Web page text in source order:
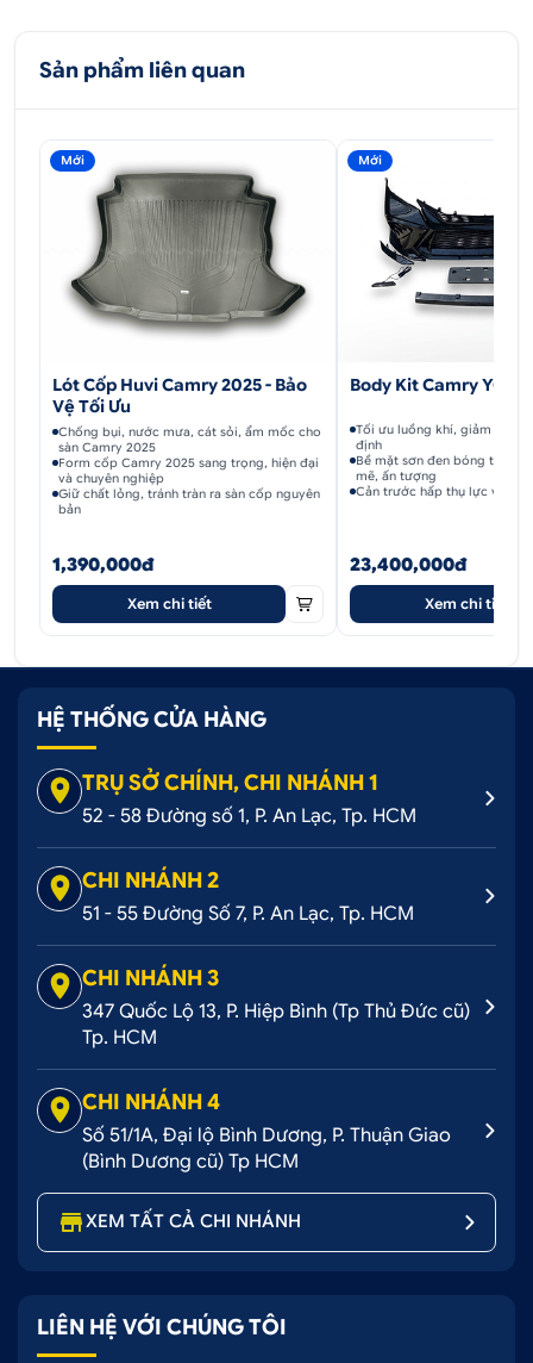
Việc nâng cấp âm thanh xe hơi hay còn là độ loa là
một giải pháp được nhiều người lựa chọn hiện nay
để nâng tầm trải nghiệm âm thanh cho xe. Âm
thanh hay, âm sắc trầm bổng rõ ràng, sống động sẽ
đem lại cảm giác như thư thái, bay bổng, phục vụ
nhu cầu giải trí cho người ngồi trong xe.
.
Độ loa ESB Audio 5.6K3 nâng tầm anh thanh sâu
sắc
2. Những ưu điểm giúp Hoàng Kim luôn
được lòng tin từ khách hàng
Với mục đích tạo ra được phong cách "
". Đến với Hoàng Kim, Quý khách hàng hoàn toàn
Sản phẩm liên quan
Mới
Lót Cốp Huvi Camry 2025 - Bảo
Vệ Tối Ưu
Chống bụi, nước mưa, cát sỏi, ẩm mốc cho
sàn Camry 2025
Form cốp Camry 2025 sang trọng, hiện đại
và chuyên nghiệp
Giữ chất lỏng, tránh tràn ra sàn cốp nguyên
bản
1,390,000đ
Xem chi tiết
Mới
Body Kit Camry
Tối ưu luồng khí, giảm lực
định
Bề mặt sơn đen bóng tạo
mẽ, ấn tượng
Cản trước hấp thụ lực va
23,400,000đ
Xem chi tiết
HỆ THỐNG CỬA HÀNG
TRỤ SỞ CHÍNH, CHI NHÁNH 1
52 - 58 Đường số 1, P. An Lạc, Tp. HCM
CHI NHÁNH 2
51 - 55 Đường Số 7, P. An Lạc, Tp. HCM
CHI NHÁNH 3
347 Quốc Lộ 13, P. Hiệp Bình (Tp Thủ Đức cũ)
Tp. HCM
CHI NHÁNH 4
Số 51/1A, Đại lộ Bình Dương, P. Thuận Giao
(Bình Dương cũ) Tp HCM
XEM TẤT CẢ CHI NHÁNH
LIÊN HỆ VỚI CHÚNG TÔI